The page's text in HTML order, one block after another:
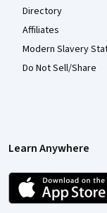
Directory
Affiliates
Modern Slavery
Do Not Sell/Share
Learn Anywhere